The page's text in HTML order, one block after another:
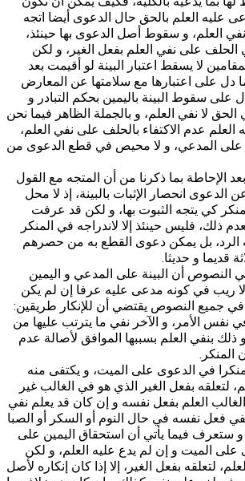
عليه العلم بالحق حال الدعوى أيضا اتجه
العلم، و سقوط أصل الدعوى بها حينئذ،
الحلف على نفي العلم بفعل الغير، و لكن
لا يسقط اعتبار البينة لو أقيمت بعد
دل على اعتبارها مع سلامتها عن المعارض
على سقوط البينة باليمين بحكم التبادر و
لا نفي العلم، و بالجملة الظاهر فيما نحن
عدم الاكتفاء بالحلف على نفي العلم،
على المدعي، و لا محيص في قطع الدعوى من
الإحاطة بما ذكرنا من أن المتجه مع القول
الدعوى انحصار الإثبات بالبينة، إذ لا محل
كي يتجه الثبوت بها، و لكن قد عرفت
ذلك، فليس حينئذ إلا لاندراجه في المنكر
الرد، بل يمكن دعوى القطع به من حصرهم
قديما و حديثا.
أن البينة على المدعي و اليمين
ريب في كونه مدعى عليه عرفا إن لم يكن
في جميع النصوص يقتضي أن للإنكار طريقين:
نفس الأمر، و الآخر نفي ما يترتب عليها من
ذلك بنفي العلم بسببها الموافق لأصالة عدم
في الدعوى على الميت، و يكتفى منه
لتعلقه بفعل الغير الذي هو في الغالب غير
العلم بفعل نفسه و إن كان قد يعلم نفي
فعل نفسه في حال النوم أو السكر أو الصبا
و ستعرف فيما يأتي أن استحقاق اليمين على
على الميت و إن لم يدع عليه العلم، و لكن
لتعلقه بفعل الغير، إلا إذا كان إنكاره لأصل